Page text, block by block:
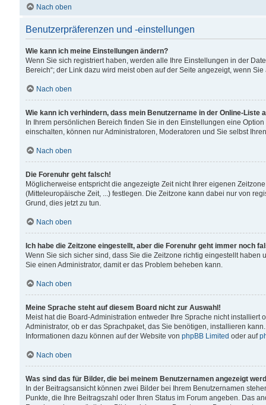
Nach oben
Benutzerpräferenzen und -einstellungen
Wie kann ich meine Einstellungen ändern?
Wenn Sie sich registriert haben, werden alle Ihre Einstellungen in der
Bereich“; der Link dazu wird meist oben auf der Seite angezeigt, wenn
Nach oben
Wie kann ich verhindern, dass mein Benutzername in der Online-Liste
In Ihrem persönlichen Bereich finden Sie in den Einstellungen eine
einschalten, können nur Administratoren, Moderatoren und Sie selbst
Nach oben
Die Forenuhr geht falsch!
Möglicherweise entspricht die angezeigte Zeit nicht Ihrer eigenen
(Mitteleuropäische Zeit, ...) festlegen. Die Zeitzone kann dabei nur von
Grund, dies jetzt zu tun.
Nach oben
Ich habe die Zeitzone eingestellt, aber die Forenuhr geht immer noch
Wenn Sie sich sicher sind, dass Sie die Zeitzone richtig eingestellt
Sie einen Administrator, damit er das Problem beheben kann.
Nach oben
Meine Sprache steht auf diesem Board nicht zur Auswahl!
Meist hat die Board-Administration entweder Ihre Sprache nicht
Administrator, ob er das Sprachpaket, das Sie benötigen, installieren
Informationen dazu können auf der Website von phpBB Limited oder auf
Nach oben
Was sind das für Bilder, die bei meinem Benutzernamen angezeigt
In der Beitragsansicht können zwei Bilder bei Ihrem Benutzernamen
Punkte, die Ihre Beitragszahl oder Ihren Status im Forum angeben. Das